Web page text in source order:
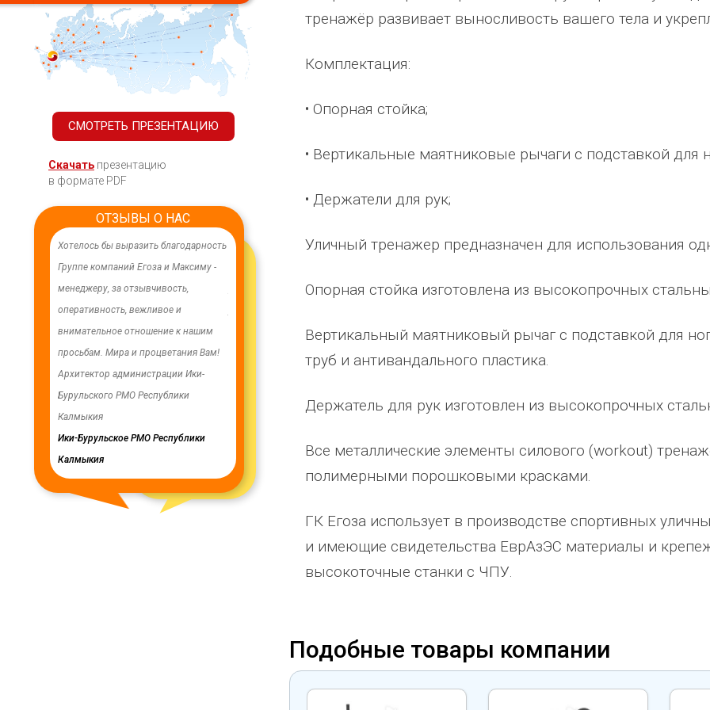
СМОТРЕТЬ ПРЕЗЕНТАЦИЮ
Скачать презентацию
в формате PDF
ОТЗЫВЫ О НАС
Хотелось бы выразить благодарность
Группе компаний Егоза и Максиму -
менеджеру, за отзывчивость,
оперативность, вежливое и
внимательное отношение к нашим
просьбам. Мира и процветания Вам!
Архитектор администрации Ики-
Бурульского РМО Республики
Калмыкия
Ики-Бурульское РМО Республики
Калмыкия
В целях устойчивого водоснабжения,
ремонтные работы на водозаборе:
Рожновского, емкостью 100 м3;
заменены два насоса на артезианских
Бага-Чоносовское сельское
муниципальное образование
Целинного района Республики
От всей души хочу поблагодарить
индивидуальный подход и
лет приобретаем детское спортивное
весь отзыв
сельского поселения
Добрый день) Ура! Наконец то у
площадка. В нашей деревне
проживающих жителя, нет
весь отзыв
Администрация МО
Граховского района Удмуртской
тренажёр развивает выносливость вашего тела и
Комплектация:
• Опорная стойка;
• Вертикальные маятниковые рычаги с подставкой для
• Держатели для рук;
Уличный тренажер предназначен для использования
Опорная стойка изготовлена из высокопрочных
Вертикальный маятниковый рычаг с подставкой для
труб и антивандального пластика.
Держатель для рук изготовлен из высокопрочных
Все металлические элементы силового (workout)
полимерными порошковыми красками.
ГК Егоза использует в производстве спортивных
и имеющие свидетельства ЕврАзЭС материалы и
высокоточные станки с ЧПУ.
Подобные товары компании